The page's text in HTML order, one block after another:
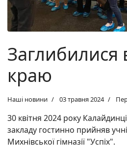
Заглибилися
краю
Наші новини 03 травня 2024
30 квітня 2024 року
закладу гостинно прийняв
Михнівської гімназії "Успіх".